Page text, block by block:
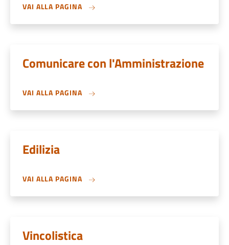
VAI ALLA PAGINA
Comunicare con l'Amministrazione
VAI ALLA PAGINA
Edilizia
VAI ALLA PAGINA
Vincolistica